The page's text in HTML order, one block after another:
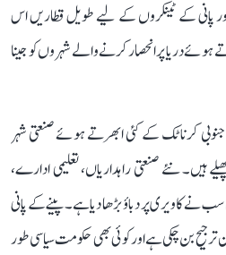
پانی کے ٹینکروں کے لیے طویل قطاریں اس
دریا پر انحصار کرنے والے شہروں کو جینا
جنوبی کرناٹک کے کئی ابھرتے ہوئے صنعتی شہر
ہیں۔ نئے صنعتی راہداریاں، تعلیمی ادارے،
نے کاویری پر دباؤ بڑھا دیا ہے۔ پینے کے پانی
بن چکی ہے اور کوئی بھی حکومت سیاسی طور